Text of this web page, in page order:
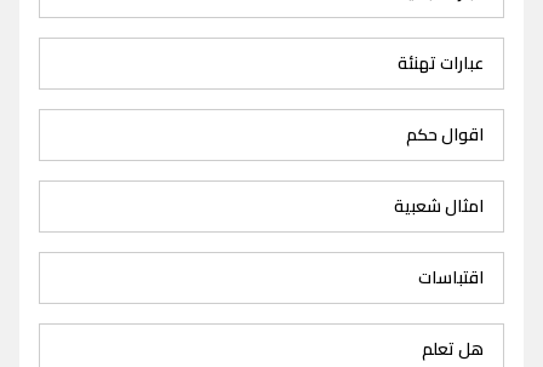
عبارات تهنئة
اقوال حكم
امثال شعبية
اقتباسات
هل تعلم